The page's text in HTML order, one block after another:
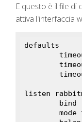
E questo è il file di
attiva l'interfaccia
defaults
listen